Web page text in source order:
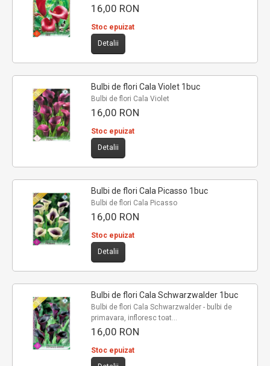
16,00 RON
Stoc epuizat
Detalii
Bulbi de flori Cala Violet 1buc
Bulbi de flori Cala Violet
16,00 RON
Stoc epuizat
Detalii
Bulbi de flori Cala Picasso 1buc
Bulbi de flori Cala Picasso
16,00 RON
Stoc epuizat
Detalii
Bulbi de flori Cala Schwarzwalder 1buc
Bulbi de flori Cala Schwarzwalder - bulbi de
primavara, infloresc toat...
16,00 RON
Stoc epuizat